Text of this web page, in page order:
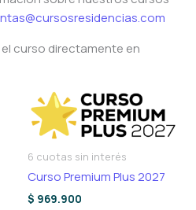
curso directamente en
6 cuotas sin interés
Curso Premium Plus 2027
$ 969.900